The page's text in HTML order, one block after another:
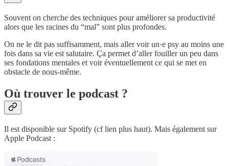
Souvent on cherche des techniques pour améliorer sa productivité
alors que les racines du “mal” sont plus profondes.
On ne le dit pas suffisamment, mais aller voir un·e psy au moins une
fois dans sa vie est salutaire. Ça permet d’aller fouiller un peu dans
ses fondations mentales et voir éventuellement ce qui se met en
obstacle de nous-même.
Où trouver le podcast ?
Il est disponible sur Spotify (cf lien plus haut). Mais également sur
Apple Podcast :